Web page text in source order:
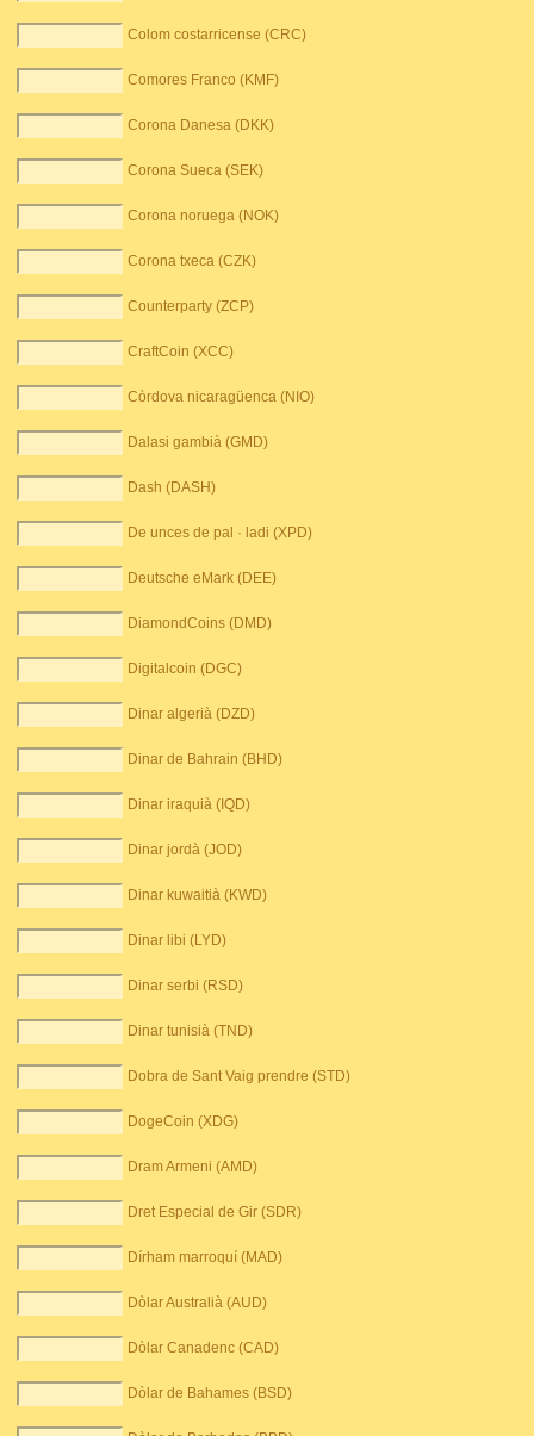
Colom costarricense (CRC)
Comores Franco (KMF)
Corona Danesa (DKK)
Corona Sueca (SEK)
Corona noruega (NOK)
Corona txeca (CZK)
Counterparty (ZCP)
CraftCoin (XCC)
Còrdova nicaragüenca (NIO)
Dalasi gambià (GMD)
Dash (DASH)
De unces de pal · ladi (XPD)
Deutsche eMark (DEE)
DiamondCoins (DMD)
Digitalcoin (DGC)
Dinar algerià (DZD)
Dinar de Bahrain (BHD)
Dinar iraquià (IQD)
Dinar jordà (JOD)
Dinar kuwaitià (KWD)
Dinar libi (LYD)
Dinar serbi (RSD)
Dinar tunisià (TND)
Dobra de Sant Vaig prendre (STD)
DogeCoin (XDG)
Dram Armeni (AMD)
Dret Especial de Gir (SDR)
Dírham marroquí (MAD)
Dòlar Australià (AUD)
Dòlar Canadenc (CAD)
Dòlar de Bahames (BSD)